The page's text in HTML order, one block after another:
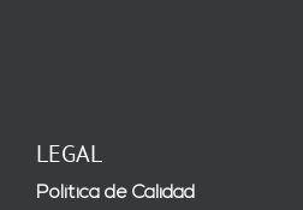
LEGAL
Política de Calidad